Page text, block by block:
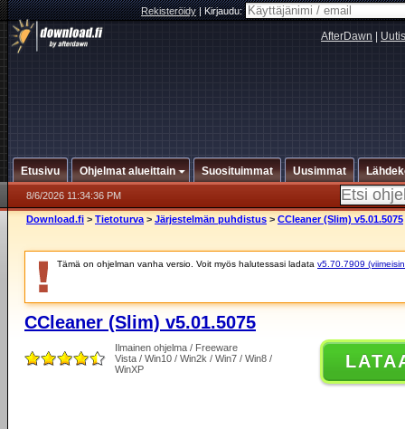
Rekisteröidy|Kirjaudu:
AfterDawn
Etusivu Ohjelmat alueittain Suosituimmat Uusimmat
8/6/2026 11:34:36 PM
Download.fi > Tietoturva > Järjestelmän puhdistus > CCleaner (Slim) v5.01.5075
Tämä on ohjelman vanha versio. Voit myös halutessasi ladata v5.70.7909
CCleaner (Slim) v5.01.5075
Ilmainen ohjelma / Freeware
Vista / Win10 / Win2k / Win7 / Win8 /
WinXP